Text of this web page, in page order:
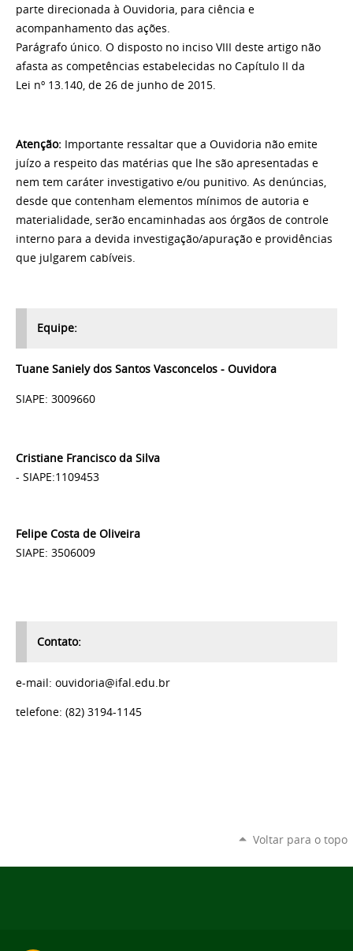
parte direcionada à Ouvidoria, para ciência e
acompanhamento das ações.
Parágrafo único. O disposto no inciso VIII deste artigo não
afasta as competências estabelecidas no Capítulo II da
Lei nº 13.140, de 26 de junho de 2015.
Atenção: Importante ressaltar que a Ouvidoria não emite
juízo a respeito das matérias que lhe são apresentadas e
nem tem caráter investigativo e/ou punitivo. As denúncias,
desde que contenham elementos mínimos de autoria e
materialidade, serão encaminhadas aos órgãos de controle
interno para a devida investigação/apuração e providências
que julgarem cabíveis.
Equipe:
Tuane Saniely dos Santos Vasconcelos - Ouvidora
SIAPE: 3009660
Cristiane Francisco da Silva
- SIAPE:1109453
Felipe Costa de Oliveira
SIAPE: 3506009
Contato:
e-mail: ouvidoria@ifal.edu.br
telefone: (82) 3194-1145
Voltar para o topo